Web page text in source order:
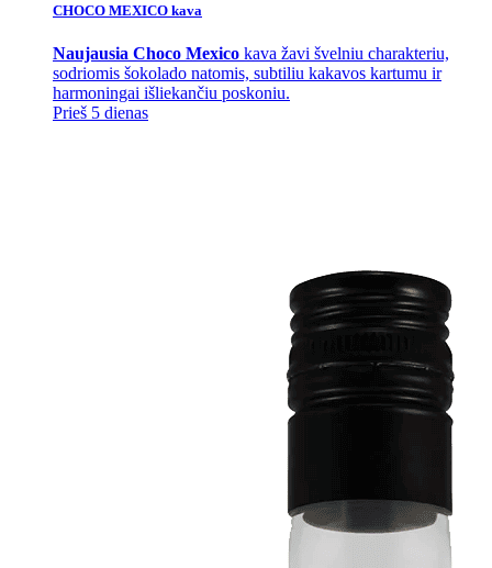
CHOCO MEXICO kava
Naujausia Choco Mexico kava žavi švelniu charakteriu,
sodriomis šokolado natomis, subtiliu kakavos kartumu ir
harmoningai išliekančiu poskoniu.
Prieš 5 dienas